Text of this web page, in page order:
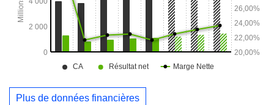
Plus de données financières